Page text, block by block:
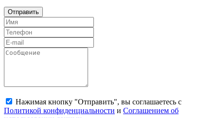
Отправить
Нажимая кнопку "Отправить", вы соглашаетесь с
Политикой конфиденциальности и Соглашением об